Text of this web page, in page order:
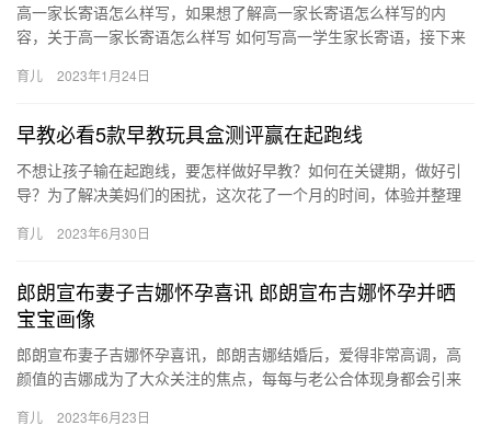
高一家长寄语怎么样写，如果想了解高一家长寄语怎么样写的内
容，关于高一家长寄语怎么样写 如何写高一学生家长寄语，接下来
一…
育儿 2023年1月24日
早教必看5款早教玩具盒测评赢在起跑线
不想让孩子输在起跑线，要怎样做好早教？如何在关键期，做好引
导？为了解决美妈们的困扰，这次花了一个月的时间，体验并整理
样…
育儿 2023年6月30日
郎朗宣布妻子吉娜怀孕喜讯 郎朗宣布吉娜怀孕并晒
宝宝画像
郎朗宣布妻子吉娜怀孕喜讯，郎朗吉娜结婚后，爱得非常高调，高
颜值的吉娜成为了大众关注的焦点，每每与老公合体现身都会引来
之 郎…
育儿 2023年6月23日